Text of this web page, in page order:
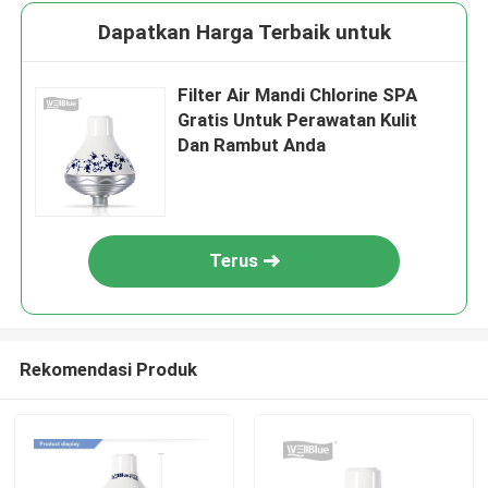
Dapatkan Harga Terbaik untuk
Filter Air Mandi Chlorine SPA
Gratis Untuk Perawatan Kulit
Dan Rambut Anda
Terus
Rekomendasi Produk